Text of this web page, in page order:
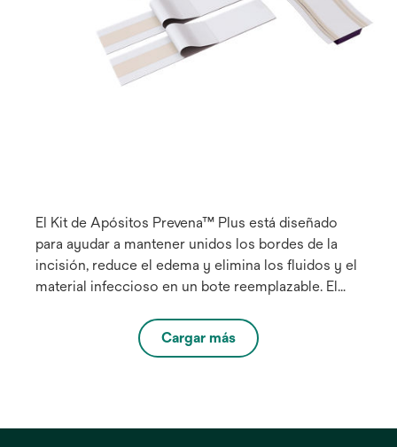
El Kit de Apósitos Prevena™ Plus está diseñado
para ayudar a mantener unidos los bordes de la
incisión, reduce el edema y elimina los fluidos y el
material infeccioso en un bote reemplazable. El
contaminación externa y proporciona una presión
negativa continua de -125 mmHg hasta 7 días en el
Cargar más